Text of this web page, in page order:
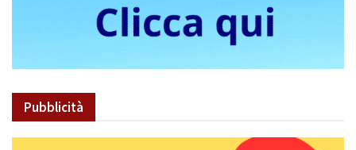
Pubblicità